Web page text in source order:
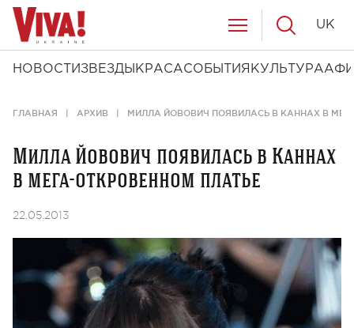
НОВОСТИ ЗВЕЗДЫ КРАСАСОБЫТИЯ КУЛЬТУРА
UK
ГЛАВНАЯ АРХИВ МИЛЛА ЙОВОВИЧ ПОЯВИЛАСЬ В КАННАХ В
Милла Йовович появилась в Каннах
в мега-откровенном платье
22.05.2013